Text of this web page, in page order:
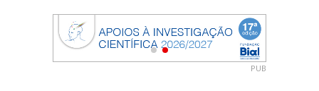
PUB